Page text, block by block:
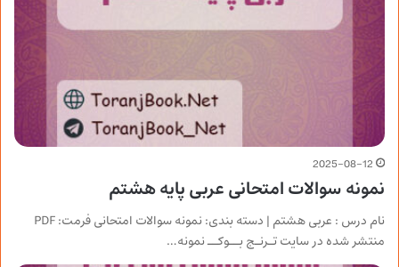
2025-08-12
نمونه سوالات امتحانی عربی پایه هشتم
منتشر شده در سایت تـرنـج بــوکــ نمونه…